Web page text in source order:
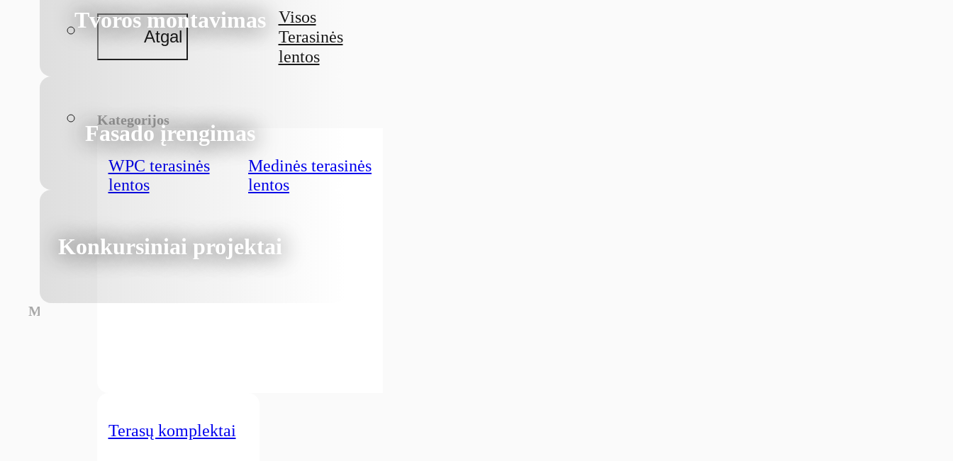
Tvoros montavimas
Fasado įrengimas
Konkursiniai projektai
Medžiagos
Atgal
Visos
Terasinės
lentos
Kategorijos
WPC terasinės
lentos
Medinės terasinės
lentos
Terasų komplektai